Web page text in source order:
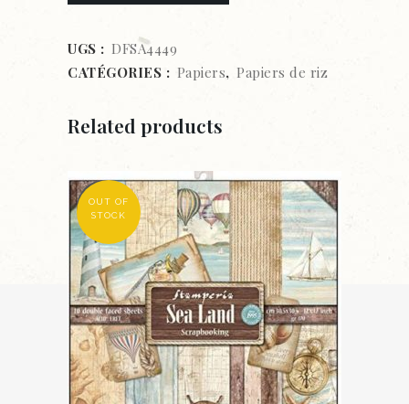
riz
A4
OF
ROSES
quantity
UGS : DFSA4449
CATÉGORIES : Papiers, Papiers de riz
Related products
Sale
OUT OF
STOCK